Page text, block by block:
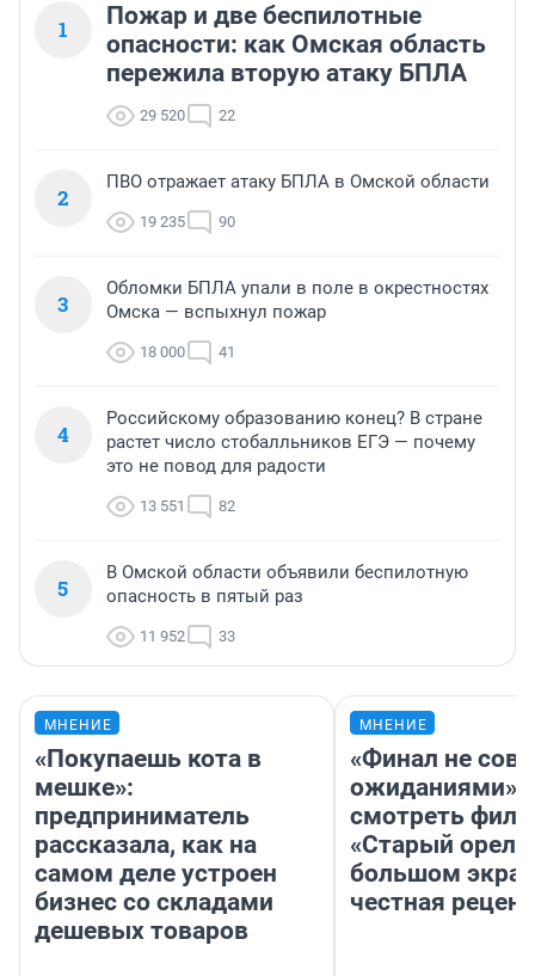
1
Пожар и две беспилотные
опасности: как Омская область
пережила вторую атаку БПЛА
29 520 22
2
ПВО отражает атаку БПЛА в Омской области
19 235 90
3
Обломки БПЛА упали в поле в окрестностях
Омска — вспыхнул пожар
18 000 41
4
Российскому образованию конец? В стране
растет число стобалльников ЕГЭ — почему
это не повод для радости
13 551 82
5
В Омской области объявили беспилотную
опасность в пятый раз
11 952 33
МНЕНИЕ
«Покупаешь кота в
мешке»:
предприниматель
рассказала, как на
самом деле устроен
бизнес со складами
дешевых товаров
МНЕНИЕ
«Финал не
ожиданиями»:
смотреть
«Старый орел»
большом
честная